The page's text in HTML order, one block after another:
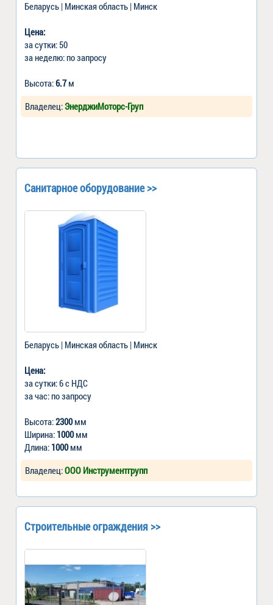
Беларусь | Минская область | Минск
Цена:
за сутки: 50
за неделю: по запросу
Высота:6.7м
Владелец: ЭнерджиМоторс-Груп
Санитарное оборудование >>
Беларусь | Минская область | Минск
Цена:
за сутки: 6 с НДС
за час: по запросу
Высота:2300мм
Ширина: 1000мм
Длина: 1000мм
Владелец:ООО Инструментгрупп
Строительные ограждения >>